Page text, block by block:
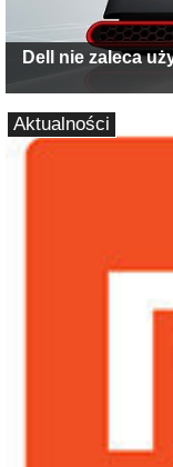
Dell nie zaleca
Aktualności